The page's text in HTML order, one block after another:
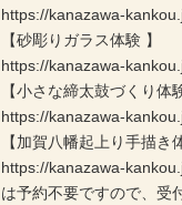
https://kanazawa-
【砂彫りガラス体験 】
https://kanazawa-
【小さな締太鼓づくり体
https://kanazawa-
【加賀八幡起上り手描き
https://kanazawa-
は予約不要ですので、受